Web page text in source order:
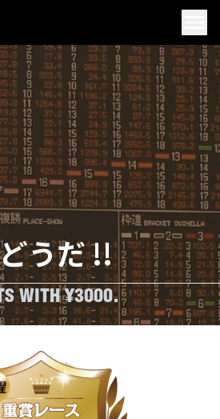
うだ !!
WITH ¥3000.